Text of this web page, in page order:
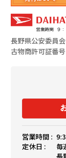
長野県公安委員会
古物商許可証番
営業時間 :
定休日 :
毎